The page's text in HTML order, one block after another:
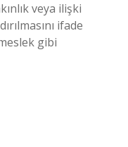
veya ilişki
ifade
gibi